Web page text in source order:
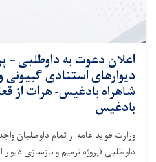
اعلان دعوت به داوطلبی –
دیوارهای استنادی
شاهراه بادغیس- هرات از
بادغیس
وزارت فواید عامه از تمام داوطلبان
داوطلبی (پروژه ترمیم و بازسازی